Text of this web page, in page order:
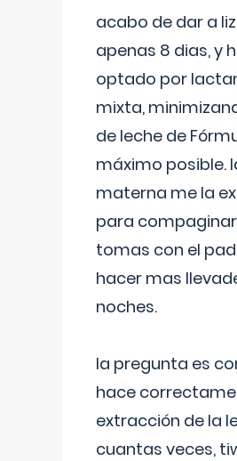
acabo de dar a
apenas 8 dias, y
optado por
mixta,
de leche de
máximo posible.
materna me la
para
tomas con el
hacer mas
noches.
la pregunta es
hace
extracción de la
cuantas veces,